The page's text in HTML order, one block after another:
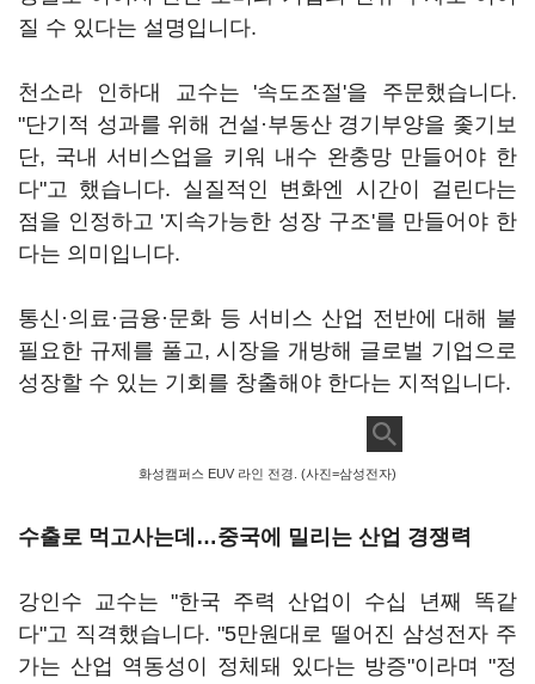
질 수 있다는 설명입니다.
천소라 인하대 교수는 '속도조절'을 주문했습니다.
"단기적 성과를 위해 건설·부동산 경기부양을 좇기보
단, 국내 서비스업을 키워 내수 완충망 만들어야 한
다"고 했습니다. 실질적인 변화엔 시간이 걸린다는
점을 인정하고 '지속가능한 성장 구조'를 만들어야 한
다는 의미입니다.
통신·의료·금융·문화 등 서비스 산업 전반에 대해 불
필요한 규제를 풀고, 시장을 개방해 글로벌 기업으로
성장할 수 있는 기회를 창출해야 한다는 지적입니다.
화성캠퍼스 EUV 라인 전경. (사진=삼성전자)
수출로 먹고사는데 …중국에 밀리는 산업 경쟁력
강인수 교수는 "한국 주력 산업이 수십 년째 똑같
다"고 직격했습니다. "5만원대로 떨어진 삼성전자 주
가는 산업 역동성이 정체돼 있다는 방증"이라며 "정